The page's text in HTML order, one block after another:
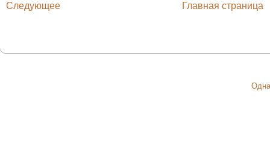
Следующее Главная страница